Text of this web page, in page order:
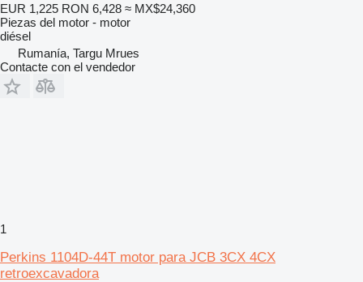
EUR 1,225 RON 6,428 ≈ MX$24,360
Piezas del motor - motor
diésel
Rumanía, Targu Mrues
Contacte con el vendedor
1
Perkins 1104D-44T motor para JCB 3CX 4CX
retroexcavadora